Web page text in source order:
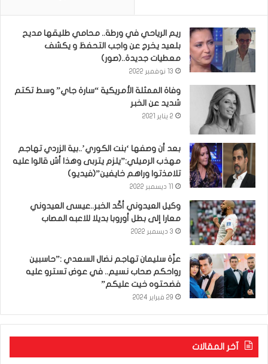
ريم الرياحي في ورطة.. محامي طليقها مديح
بلعيد يخرج عن واجب التحفظ و يكشف
معطيات جديدة..(صور)
13 نوفمبر 2022
وفاة الممثلة الأمريكية “سارة جاي” وسط تكتم
شديد عن الخبر
2 يناير 2021
بعد أن وصفها ‘بنت الكوري’..بية الزردي تهاجم
مهذب الرميلي:”يلزم يتربى وهذا أش قالوا عليه
تلامذتوا وراهم خايفين”(فيديو)
وكيل العيدوني أكّد الخبر..عيسى العيدوني
معارا إلى بطل أوروبا بديلا للاعبه المصاب
3 ديسمبر 2022
عزّة سليمان تهاجم نضال السعدي :”حاسبين
رواحكم صحاب نسيم.. في عوض تسترو عليه
فضحتوه خيت عليكم”
29 فبراير 2024
آخر المقالات